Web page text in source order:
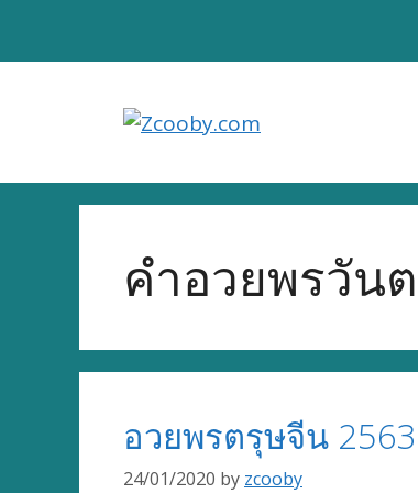
คำอวยพรวัน
อวยพรตรุษจีน
24/01/2020 by zcooby